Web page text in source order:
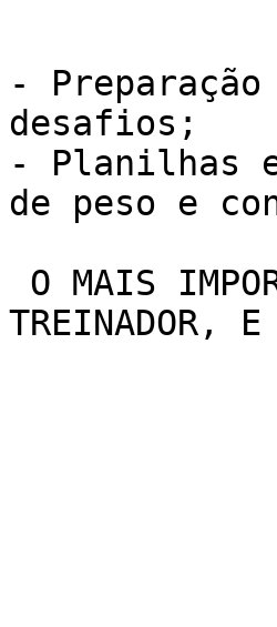
-
desafios;
- Planilhas
de peso e
TREINADOR, E